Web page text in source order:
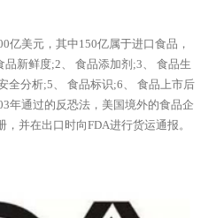
美元，其中150亿属于进口食品，
新鲜度;2、 食品添加剂;3、 食品生
全分析;5、 食品标识;6、 食品上市后
年通过的反恐法，美国境外的食品企
并在出口时向FDA进行货运通报。